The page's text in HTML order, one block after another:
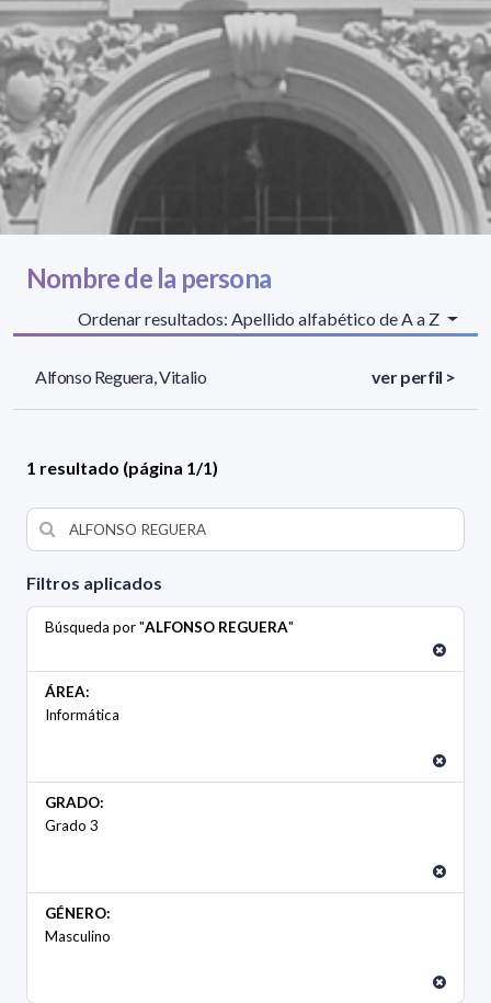
Filtros aplicados
Búsqueda por "ALFONSO REGUERA"
ÁREA:
Informática
GRADO:
Grado 3
GÉNERO:
Masculino
Nombre de la persona
Ordenar resultados: Apellido alfabético de A a Z
Alfonso Reguera, Vitalio ver perfil >
1 resultado (página 1/1)